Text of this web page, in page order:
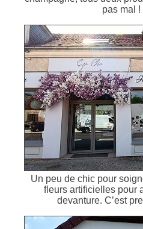
pas mal !
Un peu de chic pour
fleurs artificielles pour
devanture. C’est